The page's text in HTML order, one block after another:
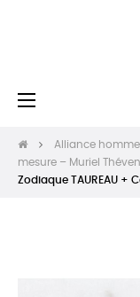
Basculer
☰
Alliance
mesure – Muriel
Zodiaque TAUREAU +